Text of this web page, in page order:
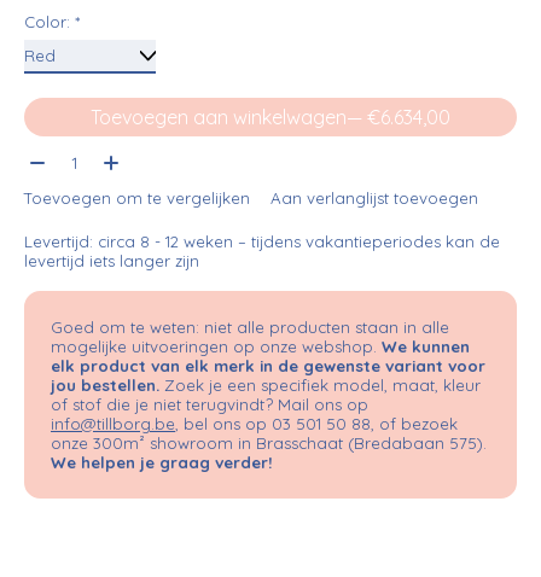
Color: *
Toevoegen aan winkelwagen
— €6.634,00
Aantal:
Toevoegen om te vergelijken Aan verlanglijst toevoegen
Levertijd: circa 8 - 12 weken – tijdens vakantieperiodes kan de
levertijd iets langer zijn
Goed om te weten: niet alle producten staan in alle
mogelijke uitvoeringen op onze webshop. We kunnen
elk product van elk merk in de gewenste variant voor
jou bestellen. Zoek je een specifiek model, maat, kleur
of stof die je niet terugvindt? Mail ons op
info@tillborg.be , bel ons op 03 501 50 88, of bezoek
onze 300m² showroom in Brasschaat (Bredabaan 575).
We helpen je graag verder!